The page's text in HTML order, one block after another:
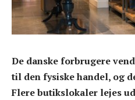
De danske forbrugere
til den fysiske handel, og
Flere butikslokaler lejes